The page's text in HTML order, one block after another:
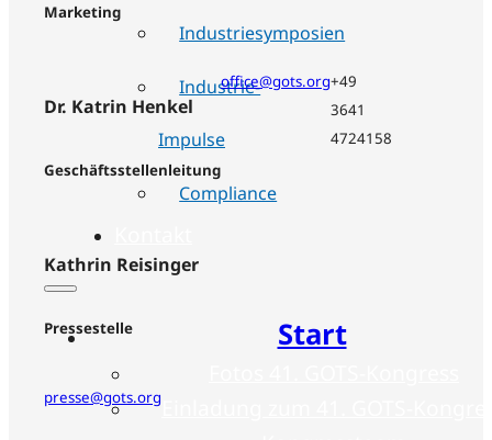
Industriesymposien
Industrie-
Impulse
Compliance
Start
Marketing
Dr. Katrin Henkel
Geschäftsstellenleitung
office@gots.org+49
3641
4724158
Kathrin Reisinger
Pressestelle
presse@gots.org